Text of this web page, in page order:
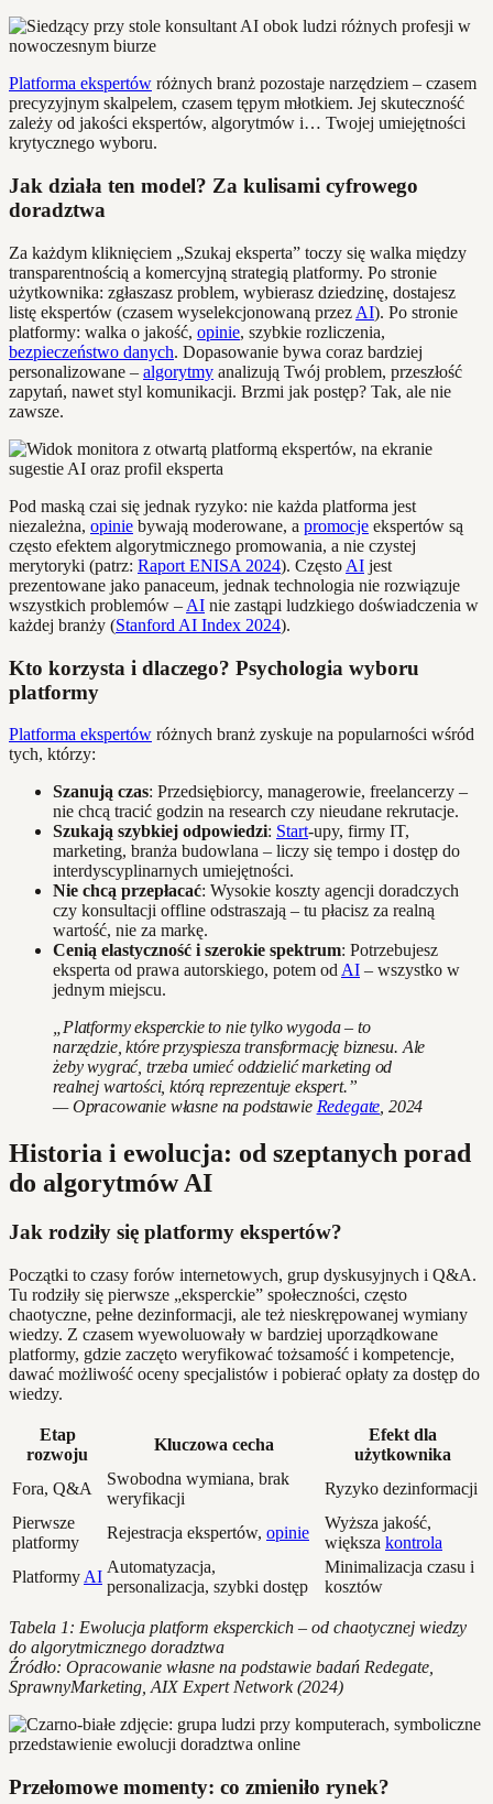
Platforma ekspertów różnych branż pozostaje narzędziem – czasem
precyzyjnym skalpelem, czasem tępym młotkiem. Jej skuteczność
zależy od jakości ekspertów, algorytmów i… Twojej umiejętności
krytycznego wyboru.
Jak działa ten model? Za kulisami cyfrowego
doradztwa
Za każdym kliknięciem „Szukaj eksperta” toczy się walka między
transparentnością a komercyjną strategią platformy. Po stronie
użytkownika: zgłaszasz problem, wybierasz dziedzinę, dostajesz
listę ekspertów (czasem wyselekcjonowaną przez AI). Po stronie
platformy: walka o jakość, opinie, szybkie rozliczenia,
bezpieczeństwo danych. Dopasowanie bywa coraz bardziej
personalizowane – algorytmy analizują Twój problem, przeszłość
zapytań, nawet styl komunikacji. Brzmi jak postęp? Tak, ale nie
zawsze.
Pod maską czai się jednak ryzyko: nie każda platforma jest
niezależna, opinie bywają moderowane, a promocje ekspertów są
często efektem algorytmicznego promowania, a nie czystej
merytoryki (patrz: Raport ENISA 2024). Często AI jest
prezentowane jako panaceum, jednak technologia nie rozwiązuje
wszystkich problemów – AI nie zastąpi ludzkiego doświadczenia w
każdej branży (Stanford AI Index 2024).
Kto korzysta i dlaczego? Psychologia wyboru
platformy
Platforma ekspertów różnych branż zyskuje na popularności wśród
tych, którzy:
Szanują czas: Przedsiębiorcy, managerowie, freelancerzy –
nie chcą tracić godzin na research czy nieudane rekrutacje.
Szukają szybkiej odpowiedzi: Start-upy, firmy IT,
marketing, branża budowlana – liczy się tempo i dostęp do
interdyscyplinarnych umiejętności.
Nie chcą przepłacać: Wysokie koszty agencji doradczych
czy konsultacji offline odstraszają – tu płacisz za realną
wartość, nie za markę.
Cenią elastyczność i szerokie spektrum: Potrzebujesz
eksperta od prawa autorskiego, potem od AI – wszystko w
jednym miejscu.
„Platformy eksperckie to nie tylko wygoda – to
narzędzie, które przyspiesza transformację biznesu. Ale
żeby wygrać, trzeba umieć oddzielić marketing od
realnej wartości, którą reprezentuje ekspert.”
— Opracowanie własne na podstawie Redegate , 2024
Historia i ewolucja: od szeptanych porad
do algorytmów AI
Jak rodziły się platformy ekspertów?
Początki to czasy forów internetowych, grup dyskusyjnych i Q&A.
Tu rodziły się pierwsze „eksperckie” społeczności, często
chaotyczne, pełne dezinformacji, ale też nieskrępowanej wymiany
wiedzy. Z czasem wyewoluowały w bardziej uporządkowane
platformy, gdzie zaczęto weryfikować tożsamość i kompetencje,
dawać możliwość oceny specjalistów i pobierać opłaty za dostęp do
wiedzy.
Etap
rozwoju
Kluczowa cecha
Efekt dla
użytkownika
Fora, Q&A
Swobodna wymiana, brak
weryfikacji
Ryzyko dezinformacji
Pierwsze
platformy
Rejestracja ekspertów, opinie
Wyższa jakość,
większa kontrola
Platformy AI
Automatyzacja,
personalizacja, szybki dostęp
Minimalizacja czasu i
kosztów
Tabela 1: Ewolucja platform eksperckich – od chaotycznej wiedzy
do algorytmicznego doradztwa
Źródło: Opracowanie własne na podstawie badań Redegate,
SprawnyMarketing, AIX Expert Network (2024)
Przełomowe momenty: co zmieniło rynek?